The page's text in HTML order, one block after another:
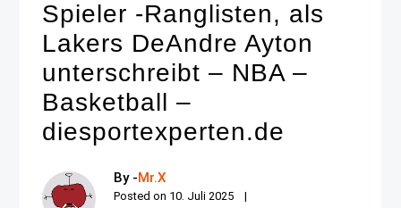
Spieler -Ranglisten, als
Lakers DeAndre Ayton
unterschreibt – NBA –
Basketball –
diesportexperten.de
By -Mr.X
Posted on 10. Juli 2025